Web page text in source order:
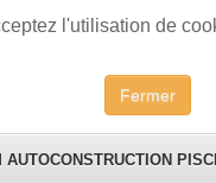
l'utilisation de
Fermer
AUTOCONSTRUCTION